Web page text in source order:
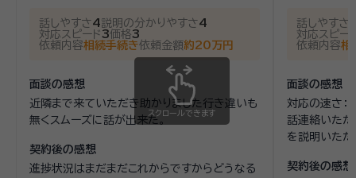
話しやすさ4説明の分かりやすさ4
対応スピード3価格3
依頼内容相続手続き依頼金額約20万円
面談の感想
近隣まで来ていただき助かりました行き違いも
無くスムーズに話が出来た。
契約後の感想
進捗状況はまだまだこれからですからどうなる
話しやすさ
対応スピー
依頼内容相
面談の感想
対応の速さ：
話連絡いただ
を説明いた
事務所で面
契約後の感想
スクロールできます